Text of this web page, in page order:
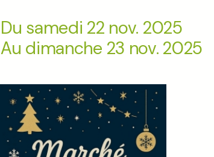
Du samedi 22 nov. 2025
Au dimanche 23 nov. 2025